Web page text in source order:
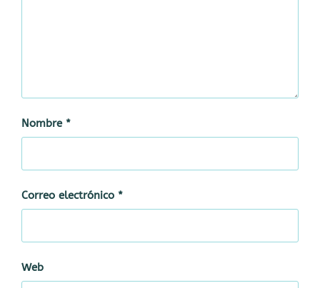
Nombre *
Correo electrónico *
Web